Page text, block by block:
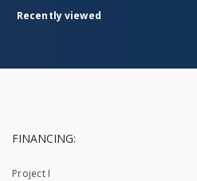
Recently viewed
FINANCING:
Project I